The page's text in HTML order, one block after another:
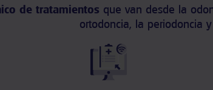
de tratamientos que van desde la
ortodoncia, la periodoncia